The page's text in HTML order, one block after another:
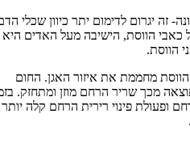
זה יגרום לדימום יתר כיוון שכלי הדם
כאבי הווסת, הישיבה מעל האדים היא
הווסת.
מחממת את איזור האגן. החום
מכך שריר הרחם מוזן ומתחזק. בזמו
ופעולת פינוי רירית הרחם קלה יותר